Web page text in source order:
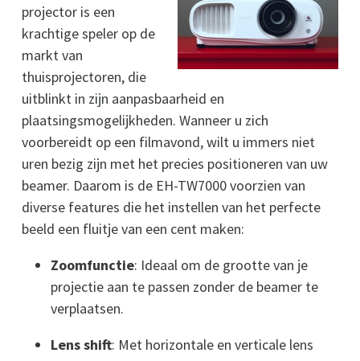
projector is een
krachtige speler op de
markt van
thuisprojectoren, die
uitblinkt in zijn aanpasbaarheid en
plaatsingsmogelijkheden. Wanneer u zich
voorbereidt op een filmavond, wilt u immers niet
uren bezig zijn met het precies positioneren van uw
beamer. Daarom is de EH-TW7000 voorzien van
diverse features die het instellen van het perfecte
beeld een fluitje van een cent maken:
Zoomfunctie: Ideaal om de grootte van je
projectie aan te passen zonder de beamer te
verplaatsen.
Lens shift: Met horizontale en verticale lens